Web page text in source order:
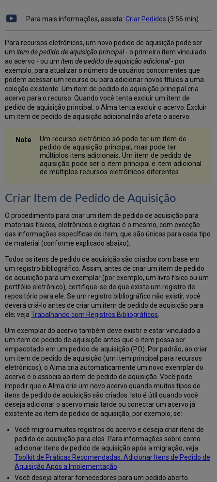
Criação
Inicial
Coleções
Físicas
Associados
Paginação
Seções
de
Itens
Encomendados
Físicos)
Campos
da
Seção
Itens
Encomendados
(Somente
Itens
Físicos
Avulsos)
Campos
da
Seção
de
Coleções
Físicas
para
Itens
(Itens
Físicos
Contínuos)
Modificar
Informações
de
Itens
Físicos
Adicionar
Exemplares
ou
Coleções
de
um
Recurso
Físico
Para mais informações, assista: Criar Pedidos (3:56 min).
Para recursos eletrônicos, um novo pedido de aquisição pode ser
umitem de pedido de aquisição principal- o primeiro item vinculado
ao acervo - ou umitem de pedido de aquisição adicional- por
exemplo, para atualizar o número de usuários concorrentes que
podem acessar um recurso ou para adicionar novos títulos a uma
coleção existente. Um item de pedido de aquisição principal cria
acervo para o recurso. Quando você tenta excluir um item de
pedido de aquisição principal, o Alma tenta excluir o acervo. Excluir
um item de pedido de aquisição adicional não afeta o acervo.
Um recurso eletrônico só pode ter um item de
pedido de aquisição principal, mas pode ter
múltiplos itens adicionais. Um item de pedido de
aquisição pode ser o item principal e item adicional
de múltiplos recursos eletrônicos diferentes.
Criar Item de Pedido de Aquisição
O procedimento para criar um item de pedido de aquisição para
materiais físicos, eletrônicos e digitais é o mesmo, com exceção
das informações específicas do item, que são únicas para cada tipo
de material (conforme explicado abaixo).
Todos os itens de pedido de aquisição são criados com base em
um registro bibliográfico. Assim, antes de criar um item de pedido
de aquisição para um exemplar (por exemplo, um livro físico ou um
portfólio eletrônico), certifique-se de que existe um registro de
repositório para ele. Se um registro bibliográfico não existir, você
deverá criá-lo antes de criar um item de pedido de aquisição para
ele; vejaTrabalhando com Registros Bibliográficos
Um exemplar do acervo também deve existir e estar vinculado a
um item de pedido de aquisição antes que o item possa ser
empacotado em um pedido de aquisição (PO). Por padrão, ao criar
um item de pedido de aquisição (um item principal para recursos
eletrônicos), o Alma cria automaticamente um novo exemplar do
acervo e o associa ao item de pedido de aquisição. Você pode
impedir que o Alma crie um novo acervo quando muitos tipos de
itens de pedido de aquisição são criados. Isto é útil quando você
deseja adicionar o acervo mais tarde ou conectar um acervo já
existente ao item de pedido de aquisição, por exemplo, se:
Você migrou muitos registros do acervo e deseja criar itens de
pedido de aquisição para eles. Para informações sobre como
adicionar itens de pedido de aquisição após a migração, veja
Toolkit de Práticas Recomendadas: Adicionar Itens de Pedido de
Aquisição Após a Implementação
Você deseja alterar fornecedores para um pedido aberto.